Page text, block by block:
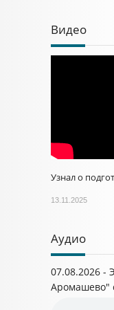
Видео
Узнал о
13.11.2025
Аудио
07.08.2026 -
Аромашево"